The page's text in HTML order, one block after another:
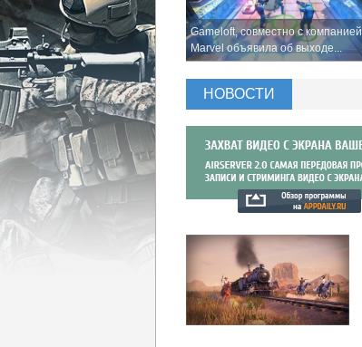
Gameloft, совместно с компанией
Marvel объявила об выходе...
НОВОСТИ